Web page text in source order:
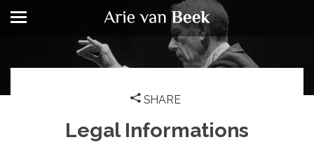
SHARE
Legal Informations